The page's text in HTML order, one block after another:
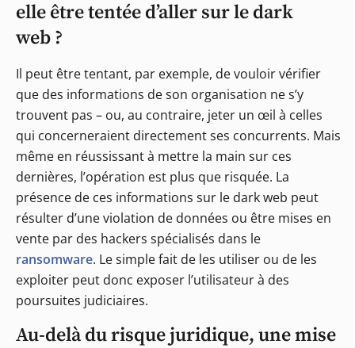
elle être tentée d’aller sur le dark
web ?
Il peut être tentant, par exemple, de vouloir vérifier
que des informations de son organisation ne s’y
trouvent pas – ou, au contraire, jeter un œil à celles
qui concerneraient directement ses concurrents. Mais
même en réussissant à mettre la main sur ces
dernières, l’opération est plus que risquée. La
présence de ces informations sur le dark web peut
résulter d’une violation de données ou être mises en
vente par des hackers spécialisés dans le
ransomware. Le simple fait de les utiliser ou de les
exploiter peut donc exposer l’utilisateur à des
poursuites judiciaires.
Au-delà du risque juridique, une mise